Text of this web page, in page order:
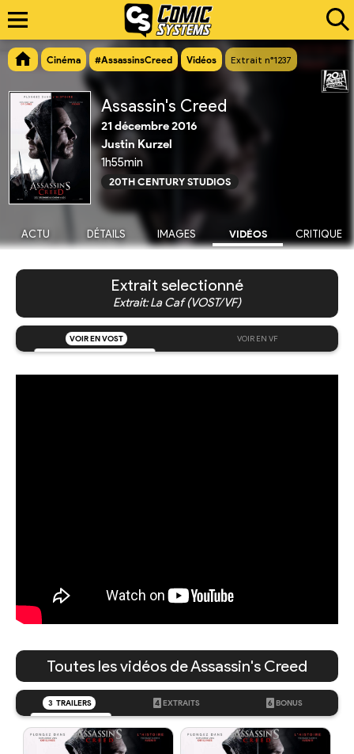
Cinéma #AssassinsCreed Vidéos Extrait n°1237
Assassin's Creed
21 décembre 2016
Justin Kurzel
1h55min
20TH CENTURY STUDIOS
ACTU DÉTAILS IMAGES VIDÉOS CRITIQUE
Extrait selectionné
Extrait: La Caf (VOST/VF)
VOIR EN VOST VOIR EN VF
Toutes les vidéos de Assassin's Creed
3 TRAILERS 4 EXTRAITS 6 BONUS